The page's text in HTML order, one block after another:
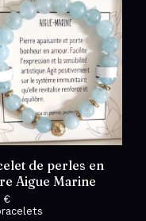
de perles en
Aigue Marine
€